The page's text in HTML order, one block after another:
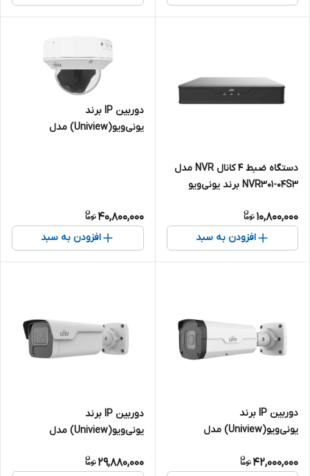
دستگاه ضبط 4 کانال NVR مدل
NVR301-04S3 برند یونی‌ویو
10,800,000
افزودن به سبد
دوربین IP برند
یونی‌ویو(Uniview) مدل
40,800,000
افزودن به سبد
دوربین IP برند
یونی‌ویو(Uniview) مدل
مگاپیکسل
42,000,000
دوربین IP برند
یونی‌ویو(Uniview) مدل
مگاپیکسل
29,880,000